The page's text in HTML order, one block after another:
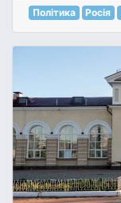
Політика Росія